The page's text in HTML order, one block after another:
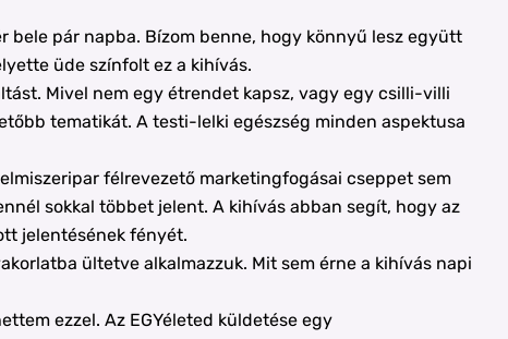
bele pár napba. Bízom benne, hogy könnyű lesz együtt
üde színfolt ez a kihívás.
Mivel nem egy étrendet kapsz, vagy egy csilli-villi
tematikát. A testi-lelki egészség minden aspektusa
félrevezető marketingfogásai cseppet sem
sokkal többet jelent. A kihívás abban segít, hogy az
jelentésének fényét.
ültetve alkalmazzuk. Mit sem érne a kihívás napi
ezzel. Az EGYéleted küldetése egy